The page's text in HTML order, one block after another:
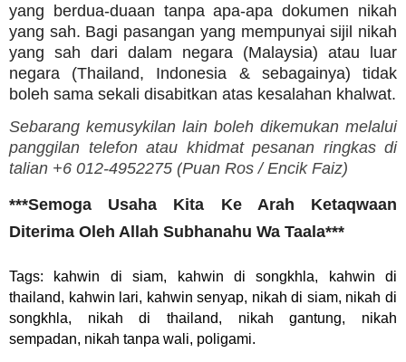
yang berdua-duaan tanpa apa-apa dokumen nikah
yang sah. Bagi pasangan yang mempunyai sijil nikah
yang sah dari dalam negara (Malaysia) atau luar
negara (Thailand, Indonesia & sebagainya) tidak
boleh sama sekali disabitkan atas kesalahan khalwat.
Sebarang kemusykilan lain boleh dikemukan melalui
panggilan telefon atau khidmat pesanan ringkas di
talian +6 012-4952275 (Puan Ros /Encik Faiz)
***Semoga Usaha Kita Ke Arah Ketaqwaan
Diterima Oleh Allah Subhanahu Wa Taala***
Tags: kahwin di siam, kahwin di songkhla, kahwin di
thailand, kahwin lari, kahwin senyap, nikah di siam, nikah di
songkhla, nikah di thailand, nikah gantung, nikah
sempadan, nikah tanpa wali, poligami.